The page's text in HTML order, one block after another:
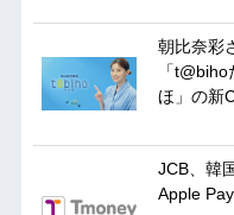
朝比奈彩
「
ほ」の新
JCB、韓
Apple